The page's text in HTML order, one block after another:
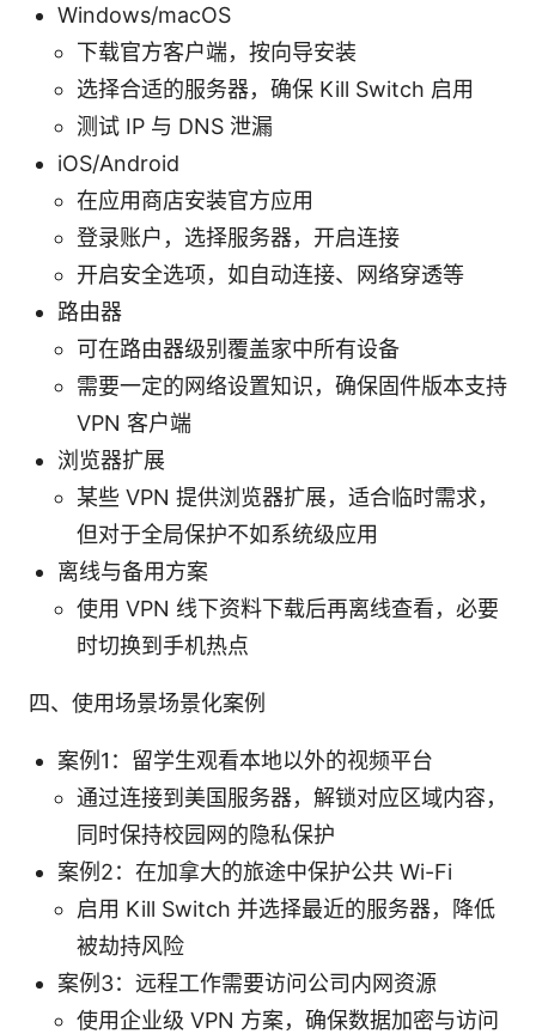
Windows/macOS
下载官方客户端，按向导安装
选择合适的服务器，确保 Kill Switch 启用
测试 IP 与 DNS 泄漏
iOS/Android
在应用商店安装官方应用
登录账户，选择服务器，开启连接
开启安全选项，如自动连接、网络穿透等
路由器
可在路由器级别覆盖家中所有设备
需要一定的网络设置知识，确保固件版本支持
VPN 客户端
浏览器扩展
某些 VPN 提供浏览器扩展，适合临时需求，
但对于全局保护不如系统级应用
离线与备用方案
使用 VPN 线下资料下载后再离线查看，必要
时切换到手机热点
四、使用场景场景化案例
案例1：留学生观看本地以外的视频平台
通过连接到美国服务器，解锁对应区域内容，
同时保持校园网的隐私保护
案例2：在加拿大的旅途中保护公共 Wi-Fi
启用 Kill Switch 并选择最近的服务器，降低
被劫持风险
案例3：远程工作需要访问公司内网资源
使用企业级 VPN 方案，确保数据加密与访问